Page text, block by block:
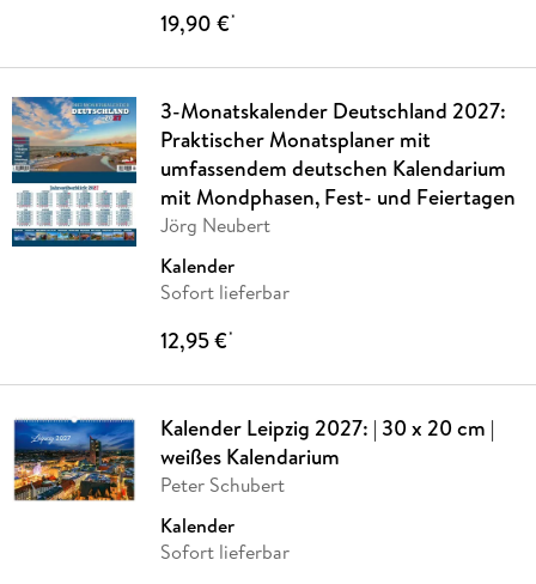
19,90 €*
3-Monatskalender Deutschland 2027:
Praktischer Monatsplaner mit
umfassendem deutschen Kalendarium
mit Mondphasen, Fest- und Feiertagen
Jörg Neubert
Kalender
Sofort lieferbar
12,95 €*
Kalender Leipzig 2027: | 30 x 20 cm |
weißes Kalendarium
Peter Schubert
Kalender
Sofort lieferbar